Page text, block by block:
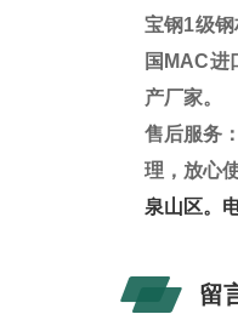
宝钢1级
国 MAC进
产厂家。
售后服务
理，放心
泉山区。
留